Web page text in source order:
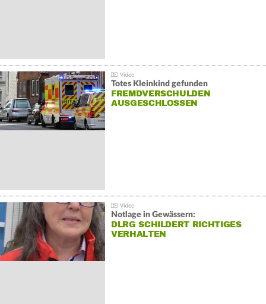
Totes Kleinkind gefunden
FREMDVERSCHULDEN
AUSGESCHLOSSEN
Notlage in Gewässern:
DLRG SCHILDERT RICHTIGES
VERHALTEN